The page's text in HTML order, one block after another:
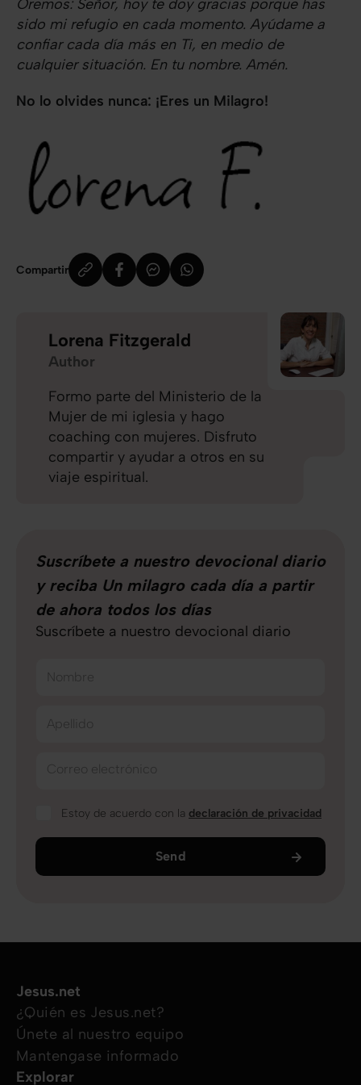
Oremos: Señor, hoy te doy gracias porque has
sido mi refugio en cada momento. Ayúdame a
confiar cada día más en Ti, en medio de
cualquier situación. En tu nombre. Amén.
No lo olvides nunca: ¡Eres un Milagro!
Compartir
Lorena Fitzgerald
Author
Formo parte del Ministerio de la
Mujer de mi iglesia y hago
coaching con mujeres. Disfruto
compartir y ayudar a otros en su
viaje espiritual.
Suscríbete a nuestro devocional diario
y reciba Un milagro cada día a partir
de ahora todos los días
Suscríbete a nuestro devocional diario
Nombre
Apellido
Correo electrónico
Estoy de acuerdo con la declaración de privacidad
Send
Jesus.net
¿Quién es Jesus.net?
Únete al nuestro equipo
Mantengase informado
Explorar